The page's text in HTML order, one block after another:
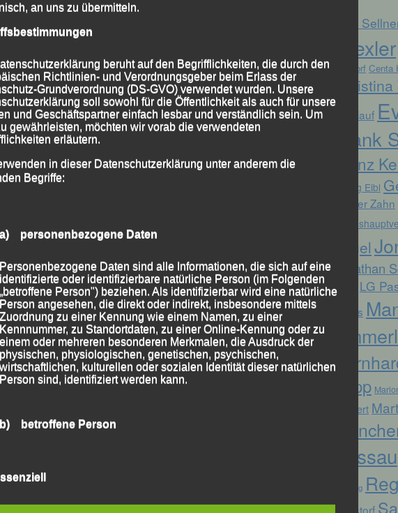
Alex
Drexler
Arnstorf Centa
Domlauf
Frank
Franz
Georg Eibl
Günter Zahn
Vogel
Jonathan
Kufner
LG
Fuchs
Ammerl
Kopp
Weinert
Passau
Pocking
Ruhstorf
an uns zu übermitteln.
beruht auf den Begrifflichkeiten, die durch den
Richtlinien- und Verordnungsgeber beim Erlass der
Grundverordnung (DS-GVO) verwendet wurden. Unsere
soll sowohl für die Öffentlichkeit als auch für unsere
und Geschäftspartner einfach lesbar und verständlich sein. Um
gewährleisten, möchten wir vorab die verwendeten
erläutern.
in dieser Datenschutzerklärung unter anderem die
Begriffe:
a) personenbezogene Daten
Personenbezogene Daten sind alle Informationen, die sich auf eine
identifizierte oder identifizierbare natürliche Person (im Folgenden
„betroffene Person") beziehen. Als identifizierbar wird eine natürliche
Person angesehen, die direkt oder indirekt, insbesondere mittels
Zuordnung zu einer Kennung wie einem Namen, zu einer
Kennnummer, zu Standortdaten, zu einer Online-Kennung oder zu
einem oder mehreren besonderen Merkmalen, die Ausdruck der
physischen, physiologischen, genetischen, psychischen,
wirtschaftlichen, kulturellen oder sozialen Identität dieser natürlichen
Person sind, identifiziert werden kann.
b) betroffene Person
Verarbeitung Verantwortlichen verarbeitet werden.